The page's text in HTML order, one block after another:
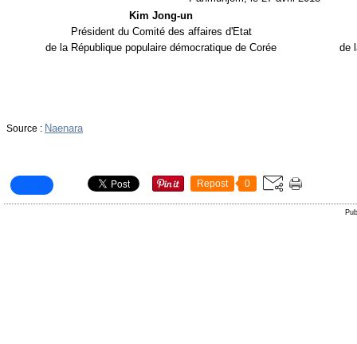
Kim Jong-un
Président du Comité des affaires d'Etat
de la République populaire démocratique de Corée
de
Source : Naenara
Repost 0